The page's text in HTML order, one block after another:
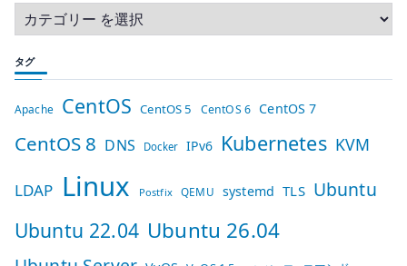
タグ
Apache CentOS CentOS 5 CentOS 6 CentOS 7
CentOS 8 DNS Docker IPv6 Kubernetes KVM
LDAP Linux Postfix QEMU systemd TLS Ubuntu
Ubuntu 22.04 Ubuntu 26.04